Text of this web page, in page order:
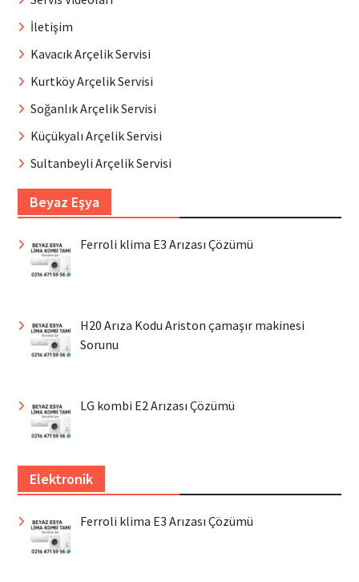
İletişim
Kavacık Arçelik Servisi
Kurtköy Arçelik Servisi
Soğanlık Arçelik Servisi
Küçükyalı Arçelik Servisi
Sultanbeyli Arçelik Servisi
Beyaz Eşya
Ferroli klima E3 Arızası Çözümü
H20 Arıza Kodu Ariston çamaşır makinesi
Sorunu
LG kombi E2 Arızası Çözümü
Elektronik
Ferroli klima E3 Arızası Çözümü